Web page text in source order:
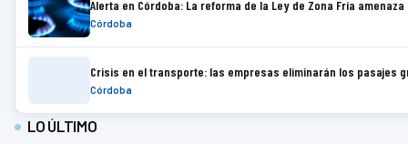
Alerta en Córdoba: La reforma de la Ley de Zona Fría
Córdoba
Crisis en el transporte: las empresas eliminarán los pasajes
Córdoba
LO ÚLTIMO